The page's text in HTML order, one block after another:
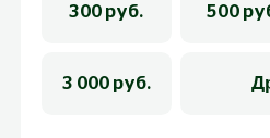
300 руб. 500
3 000 руб.